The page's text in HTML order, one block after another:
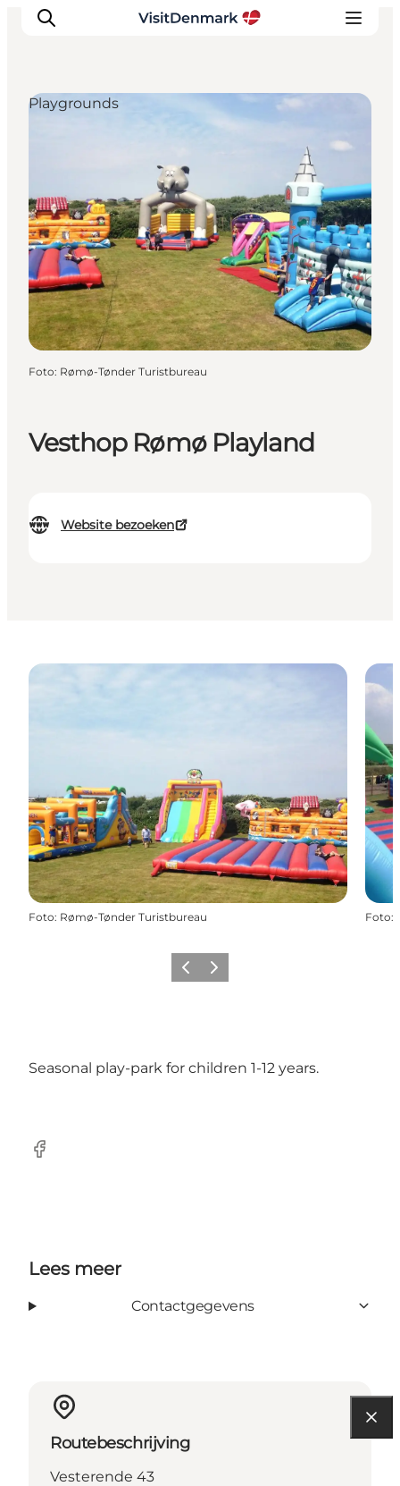
Bestemmingen
Wat te doen
Accommodaties
Plan je reis
Vesthop Rømø Playland
Website bezoeken
Playgrounds
Foto: Rømø-Tønder Turistbureau
Foto: Rømø-Tønder Turistbureau Foto:
Vorige Volgende
Seasonal play-park for children 1-12 years.
Facebook
Lees meer
Contactgegevens
Routebeschrijving
Vesterende 43